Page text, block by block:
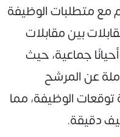
مع متطلبات الوظيفة
بين مقابلات
جماعية، حيث
عن المرشح
الوظيفة، مما
دقيقة.